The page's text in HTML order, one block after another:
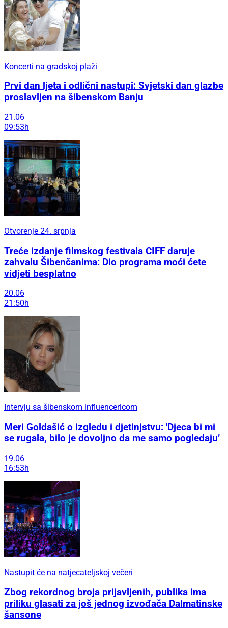
Koncerti na gradskoj plaži
Prvi dan ljeta i odlični nastupi: Svjetski dan glazbe
proslavljen na šibenskom Banju
21.06
09:53h
Otvorenje 24. srpnja
Treće izdanje filmskog festivala CIFF daruje
zahvalu Šibenčanima: Dio programa moći ćete
vidjeti besplatno
20.06
21:50h
Intervju sa šibenskom influencericom
Meri Goldašić o izgledu i djetinjstvu: 'Djeca bi mi
se rugala, bilo je dovoljno da me samo pogledaju’
19.06
16:53h
Nastupit će na natjecateljskoj večeri
Zbog rekordnog broja prijavljenih, publika ima
priliku glasati za još jednog izvođača Dalmatinske
šansone